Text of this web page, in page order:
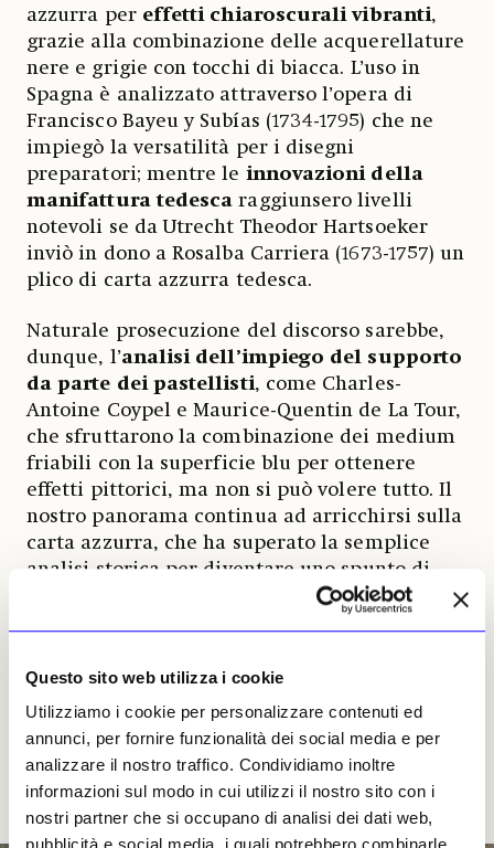
Questo sito web utilizza i cookie
Utilizziamo i cookie per personalizzare contenuti ed
annunci, per fornire funzionalità dei social media e per
analizzare il nostro traffico. Condividiamo inoltre
informazioni sul modo in cui utilizzi il nostro sito con i
nostri partner che si occupano di analisi dei dati web,
azzurra per effetti chiaroscurali vibranti,
grazie alla combinazione delle acquerellature
nere e grigie con tocchi di biacca. L’uso in
Spagna è analizzato attraverso l’opera di
Francisco Bayeu y Subías (1734-1795) che ne
impiegò la versatilità per i disegni
preparatori; mentre le innovazioni della
manifattura tedesca raggiunsero livelli
notevoli se da Utrecht Theodor Hartsoeker
inviò in dono a Rosalba Carriera (1673-1757) un
plico di carta azzurra tedesca.
Naturale prosecuzione del discorso sarebbe,
dunque, l’analisi dell’impiego del supporto
da parte dei pastellisti, come Charles-
Antoine Coypel e Maurice-Quentin de La Tour,
che sfruttarono la combinazione dei medium
friabili con la superficie blu per ottenere
effetti pittorici, ma non si può volere tutto. Il
nostro panorama continua ad arricchirsi sulla
carta azzurra, che ha superato la semplice
analisi storica per diventare uno spunto di
riflessione sugli stili e le identità artistiche
nell'Europa premoderna.
Drawing on Blue. European Drawings on
Blue Paper. 1400s-1700s